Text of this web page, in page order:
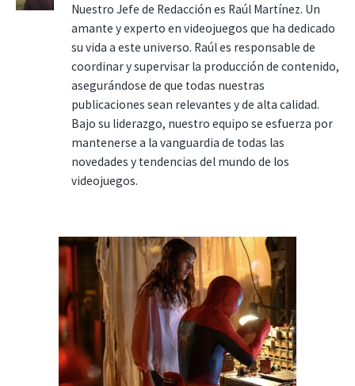
Nuestro Jefe de Redacción es Raúl Martínez. Un
amante y experto en videojuegos que ha dedicado
su vida a este universo. Raúl es responsable de
coordinar y supervisar la producción de contenido,
asegurándose de que todas nuestras
publicaciones sean relevantes y de alta calidad.
Bajo su liderazgo, nuestro equipo se esfuerza por
mantenerse a la vanguardia de todas las
novedades y tendencias del mundo de los
videojuegos.